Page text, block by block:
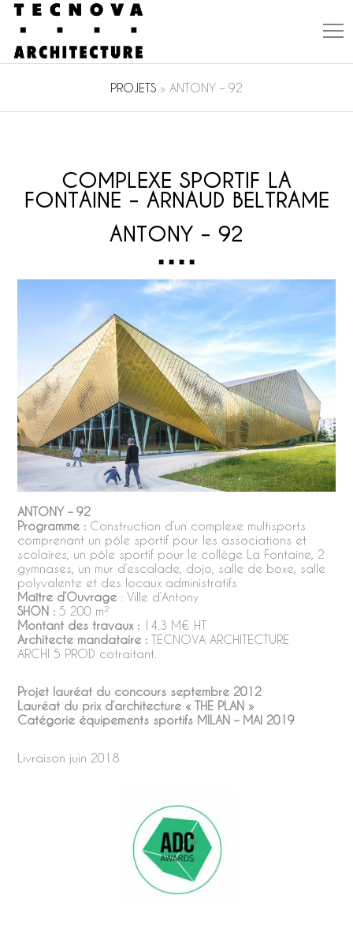
PROJETS » ANTONY – 92
COMPLEXE SPORTIF LA
FONTAINE – ARNAUD BELTRAME
ANTONY – 92
ANTONY – 92
Programme : Construction d’un complexe multisports
comprenant un pôle sportif pour les associations et
scolaires, un pôle sportif pour le collège La Fontaine, 2
gymnases, un mur d’escalade, dojo, salle de boxe, salle
polyvalente et des locaux administratifs
Maître d’Ouvrage : Ville d’Antony
SHON : 5 200 m²
Montant des travaux : 14.3 M€ HT
Architecte mandataire : TECNOVA ARCHITECTURE
ARCHI 5 PROD cotraitant.
Projet lauréat du concours septembre 2012
Lauréat du prix d’architecture « THE PLAN »
Catégorie équipements sportifs MILAN – MAI 2019
Livraison juin 2018